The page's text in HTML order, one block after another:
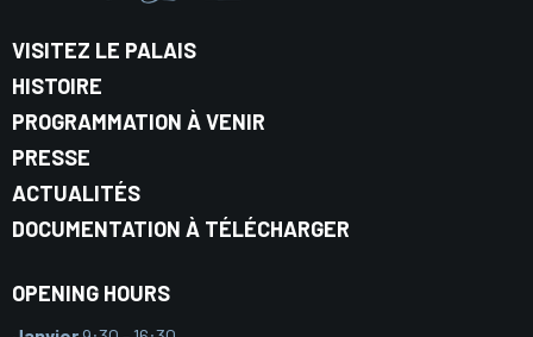
VISITEZ LE PALAIS
HISTOIRE
PROGRAMMATION À VENIR
PRESSE
ACTUALITÉS
DOCUMENTATION À TÉLÉCHARGER
OPENING HOURS